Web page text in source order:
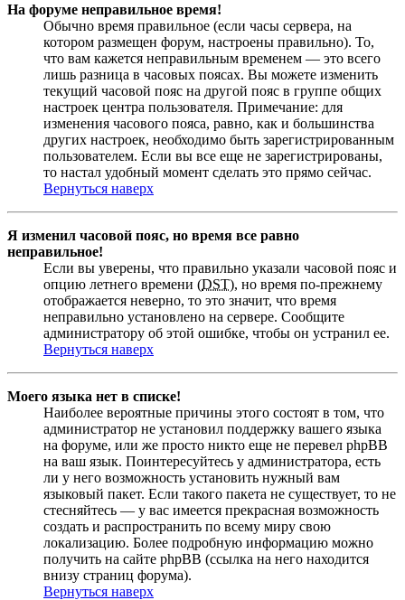
На форуме неправильное время!
Обычно время правильное (если часы сервера, на
котором размещен форум, настроены правильно). То,
что вам кажется неправильным временем — это всего
лишь разница в часовых поясах. Вы можете изменить
текущий часовой пояс на другой пояс в группе общих
настроек центра пользователя. Примечание: для
изменения часового пояса, равно, как и большинства
других настроек, необходимо быть зарегистрированным
пользователем. Если вы все еще не зарегистрированы,
то настал удобный момент сделать это прямо сейчас.
Вернуться наверх
Я изменил часовой пояс, но время все равно
неправильное!
Если вы уверены, что правильно указали часовой пояс и
опцию летнего времени (DST), но время по-прежнему
отображается неверно, то это значит, что время
неправильно установлено на сервере. Сообщите
администратору об этой ошибке, чтобы он устранил ее.
Вернуться наверх
Моего языка нет в списке!
Наиболее вероятные причины этого состоят в том, что
администратор не установил поддержку вашего языка
на форуме, или же просто никто еще не перевел phpBB
на ваш язык. Поинтересуйтесь у администратора, есть
ли у него возможность установить нужный вам
языковый пакет. Если такого пакета не существует, то не
стесняйтесь — у вас имеется прекрасная возможность
создать и распространить по всему миру свою
локализацию. Более подробную информацию можно
получить на сайте phpBB (ссылка на него находится
внизу страниц форума).
Вернуться наверх